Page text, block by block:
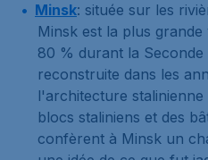
Minsk: située sur les
Minsk est la plus
80 % durant la
reconstruite dans les
l'architecture
blocs staliniens et des
confèrent à Minsk un